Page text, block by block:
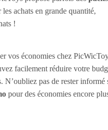
les achats en grande quantité,
!
vos économies chez
facilement réduire votre
N’oubliez pas de rester informé
pour des économies encore